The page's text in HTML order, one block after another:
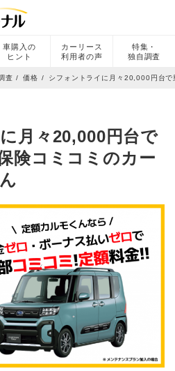
車購入の
ヒント
カーリース
利用者の声
特集・
独自調査
査 価格 シフォントライに月々20,000円台
月々20,000円台で
険コミコミのカー